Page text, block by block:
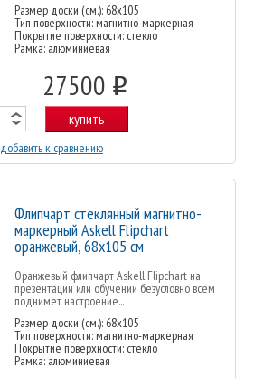
Размер доски (см.): 68x105
Тип поверхности: магнитно-маркерная
Покрытие поверхности: стекло
Рамка: алюминиевая
27500 o
купить
добавить к сравнению
Флипчарт стеклянный магнитно-
маркерный Askell Flipchart
оранжевый, 68х105 см
Оранжевый флипчарт Askell Flipchart на
презентации или обучении безусловно всем
поднимет настроение...
Размер доски (см.): 68x105
Тип поверхности: магнитно-маркерная
Покрытие поверхности: стекло
Рамка: алюминиевая